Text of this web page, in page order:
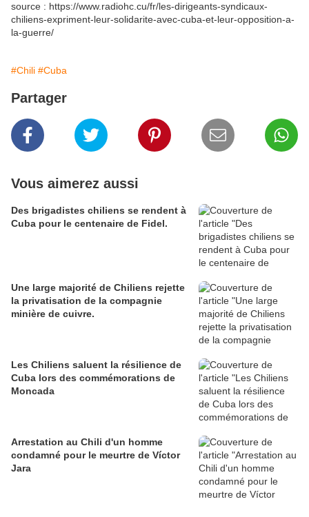
source : https://www.radiohc.cu/fr/les-dirigeants-syndicaux-
chiliens-expriment-leur-solidarite-avec-cuba-et-leur-opposition-a-
la-guerre/
#Chili #Cuba
Partager
Vous aimerez aussi
Des brigadistes chiliens se rendent à
Cuba pour le centenaire de Fidel.
Une large majorité de Chiliens rejette
la privatisation de la compagnie
minière de cuivre.
Les Chiliens saluent la résilience de
Cuba lors des commémorations de
Moncada
Arrestation au Chili d'un homme
condamné pour le meurtre de Víctor
Jara